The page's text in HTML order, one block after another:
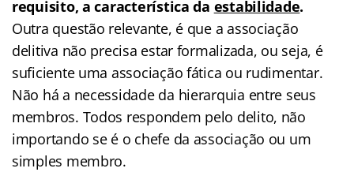
requisito, a característica da estabilidade.
Outra questão relevante, é que a associação
delitiva não precisa estar formalizada, ou seja, é
suficiente uma associação fática ou rudimentar.
Não há a necessidade da hierarquia entre seus
membros. Todos respondem pelo delito, não
importando se é o chefe da associação ou um
simples membro.